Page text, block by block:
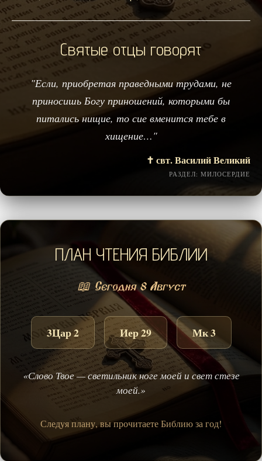
Святые отцы говорят
"Если, приобретая праведными трудами, не
приносишь Богу приношений, которыми бы
питались нищие, то сие вменится тебе в
хищение…"
✝️ свт. Василий Великий
РАЗДЕЛ: МИЛОСЕРДИЕ
ПЛАН ЧТЕНИЯ БИБЛИИ
📖 Сегодня 8 Август
3Цар 2 Иер 29 Мк 3
«Слово Твое — светильник ноге моей и свет стезе
моей.»
Следуя плану, вы прочитаете Библию за год!